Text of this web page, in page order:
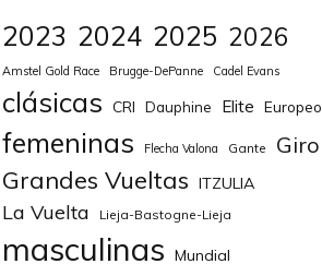
2023 2024 2025 2026
Amstel Gold Race Brugge-DePanne Cadel Evans
clásicas CRI Dauphine Elite Europeo
femeninas Flecha Valona Gante Giro
Grandes Vueltas ITZULIA
La Vuelta Lieja-Bastogne-Lieja
masculinas Mundial